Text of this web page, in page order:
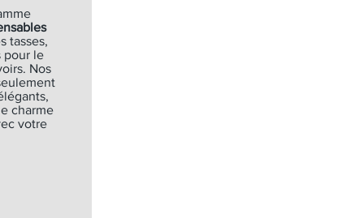
tasses,
pour le
Nos
charme
votre